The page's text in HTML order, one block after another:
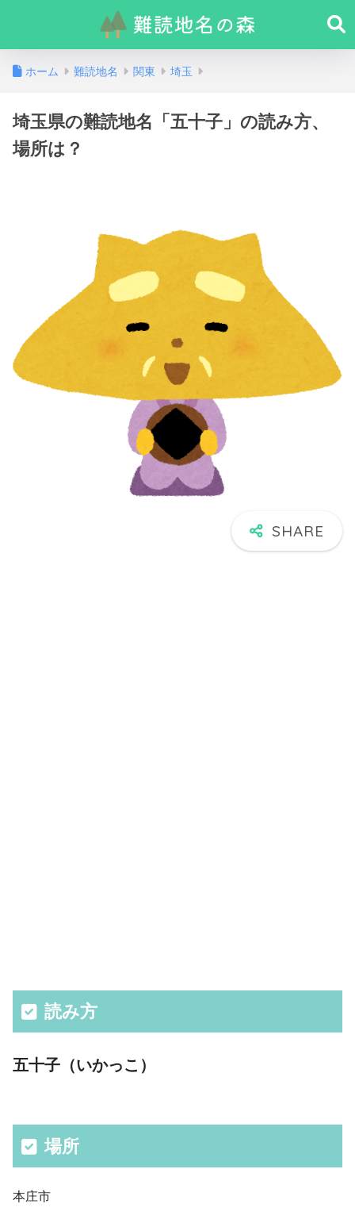
ホーム 難読地名 関東 埼玉
埼玉県の難読地名「五十子」の読み方、
場所は？
読み方
五十子（いかっこ）
場所
本庄市